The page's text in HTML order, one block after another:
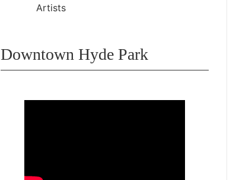
Artists
Downtown Hyde Park